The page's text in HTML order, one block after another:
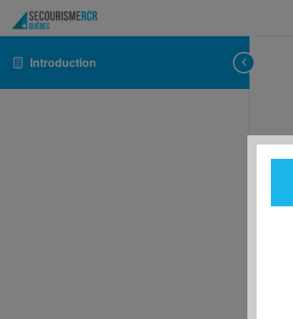
Introduction